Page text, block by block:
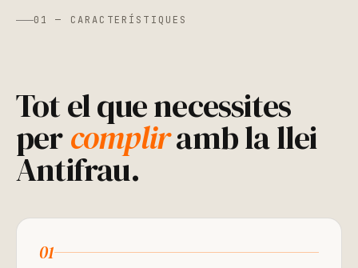
01 — CARACTERÍSTIQUES
Tot el que necessites
percompliramb la llei
Antifrau.
01